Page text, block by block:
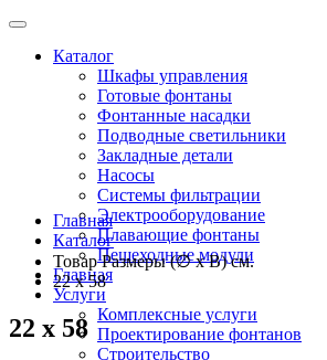
Каталог
Шкафы управления
Готовые фонтаны
Фонтанные насадки
Подводные светильники
Закладные детали
Насосы
Системы фильтрации
Электрооборудование
Плавающие фонтаны
Пешеходные модули
Главная
Услуги
Комплексные услуги
Проектирование фонтанов
Строительство
Главная
Каталог
Товар Размеры (∅ х В) cм.
22 х 58
22 х 58